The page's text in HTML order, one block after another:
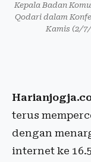
Kepala Badan
Qodari dalam
Kamis (2/
terus
dengan
internet ke